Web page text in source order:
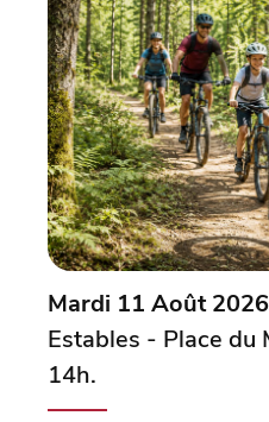
Mardi 11 Août 2026
Estables - Place du
14h.